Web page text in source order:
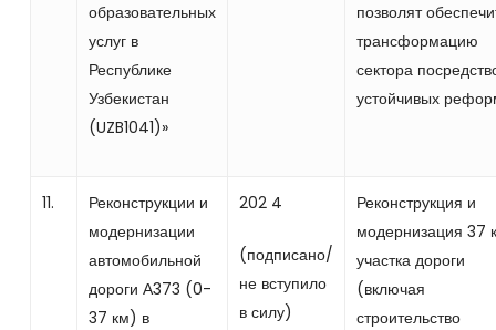
образовательных
услуг в
Республике
Узбекистан
(UZB1041)»
позволят
трансформацию
сектора
устойчивых
11.
Реконструкции и
модернизации
автомобильной
дороги А373 (0-
37 км) в
202 4
(подписано/
не вступило
в силу)
Реконструкция и
модернизация 37
участка дороги
(включая
строительство